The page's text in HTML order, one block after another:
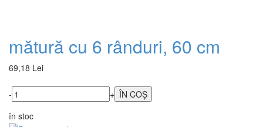
mătură cu 6 rânduri, 60 cm
69,18 Lei
-
+
în stoc